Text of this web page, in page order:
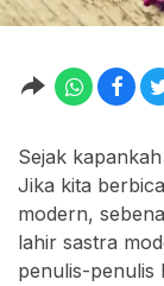
Sejak
Jika kita
modern,
lahir sastra
penulis-penulis